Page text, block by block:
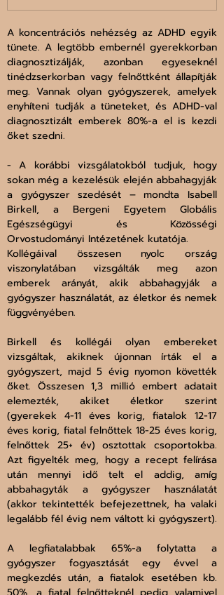
A koncentrációs nehézség az ADHD egyik
tünete. A legtöbb embernél gyerekkorban
diagnosztizálják, azonban egyeseknél
tinédzserkorban vagy felnőttként állapítják
meg. Vannak olyan gyógyszerek, amelyek
enyhíteni tudják a tüneteket, és ADHD-val
diagnosztizált emberek 80%-a el is kezdi
őket szedni.
- A korábbi vizsgálatokból tudjuk, hogy
sokan még a kezelésük elején abbahagyják
a gyógyszer szedését – mondta Isabell
Birkell, a Bergeni Egyetem Globális
Egészségügyi és Közösségi
Orvostudományi Intézetének kutatója.
Kollégáival összesen nyolc ország
viszonylatában vizsgálták meg azon
emberek arányát, akik abbahagyják a
gyógyszer használatát, az életkor és nemek
függvényében.
Birkell és kollégái olyan embereket
vizsgáltak, akiknek újonnan írták el a
gyógyszert, majd 5 évig nyomon követték
őket. Összesen 1,3 millió embert adatait
elemezték, akiket életkor szerint
(gyerekek 4-11 éves korig, fiatalok 12-17
éves korig, fiatal felnőttek 18-25 éves korig,
felnőttek 25+ év) osztottak csoportokba.
Azt figyelték meg, hogy a recept felírása
után mennyi idő telt el addig, amíg
abbahagyták a gyógyszer használatát
(akkor tekintették befejezettnek, ha valaki
legalább fél évig nem váltott ki gyógyszert).
A legfiatalabbak 65%-a folytatta a
gyógyszer fogyasztását egy évvel a
megkezdés után, a fiatalok esetében kb.